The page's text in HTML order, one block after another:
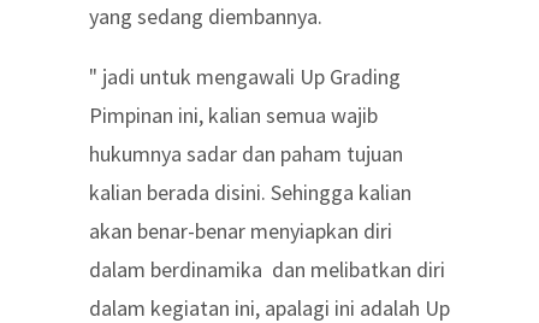
yang sedang diembannya.
" jadi untuk mengawali Up Grading
Pimpinan ini, kalian semua wajib
hukumnya sadar dan paham tujuan
kalian berada disini. Sehingga kalian
akan benar-benar menyiapkan diri
dalam berdinamika dan melibatkan diri
dalam kegiatan ini, apalagi ini adalah Up